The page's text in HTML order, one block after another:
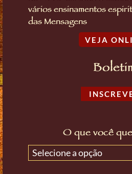
vários ensinamentos
das Mensagens
VEJA
O que você
Selecione a opção